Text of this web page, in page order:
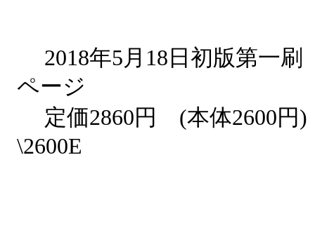
2018年5月18日初版第
ページ
定価2860円 (本体2600
\2600E